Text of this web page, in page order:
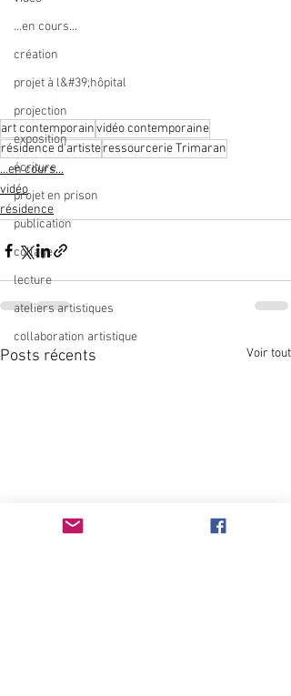
...en cours...
création
projet à l&#39;hôpital
projection
exposition
écriture
projet en prison
publication
collage
lecture
ateliers artistiques
collaboration artistique
art contemporainvidéo contemporaine
résidence d'artisteressourcerie Trimaran
...en cours...
vidéo
résidence
Posts récents Voir tout